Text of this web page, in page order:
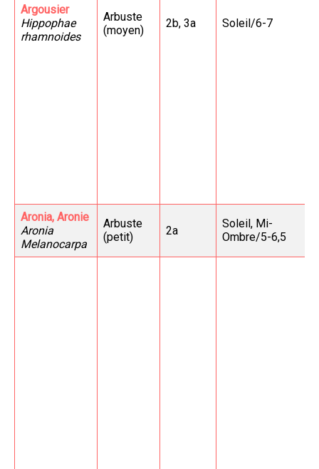
Argousier
Hippophae
rhamnoides
Arbuste
(moyen)
2b, 3a Soleil/6-7
Aronia, Aronie
Aronia
Melanocarpa
Arbuste
(petit)
2a
Soleil, Mi-
Ombre/5-6,5